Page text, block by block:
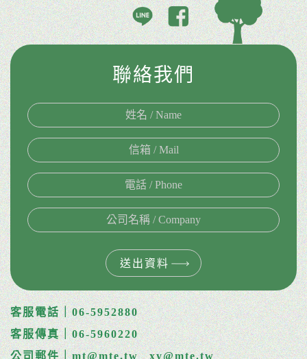
聯絡我們
送出資料
客服電話｜06-5952880
客服傳真｜06-5960220
公司郵件｜mt@mte.tw xy@mte.tw